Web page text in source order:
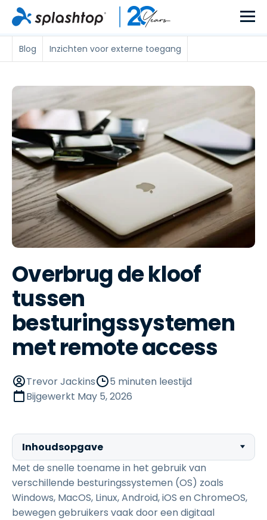
Blog Inzichten voor externe toegang
Overbrug de kloof
tussen
besturingssystemen
met remote access
Trevor Jackins
5 minuten leestijd
Bijgewerkt May 5, 2026
Inhoudsopgave
Met de snelle toename in het gebruik van
verschillende besturingssystemen (OS) zoals
Windows, MacOS, Linux, Android, iOS en ChromeOS,
bewegen gebruikers vaak door een digitaal